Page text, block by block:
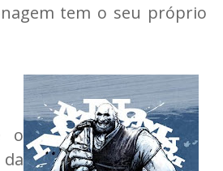
tem o seu próprio
o